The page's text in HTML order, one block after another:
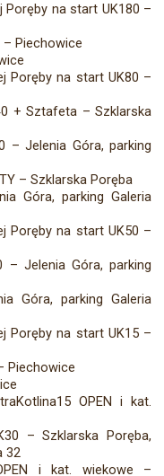
na start UK180 –
– Piechowice
Poręby na start UK80 –
+ Sztafeta – Szklarska
– Jelenia Góra, parking
– Szklarska Poręba
Góra, parking Galeria
Poręby na start UK50 –
Jelenia Góra, parking
Góra, parking Galeria
Poręby na start UK15 –
Piechowice
OPEN i kat.
– Szklarska Poręba,
32
i kat. wiekowe –